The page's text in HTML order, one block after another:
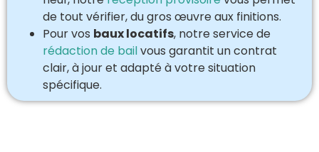
de tout vérifier, du gros œuvre aux finitions.
Pour vos baux locatifs, notre service de
rédaction de bailvous garantit un contrat
clair, à jour et adapté à votre situation
spécifique.